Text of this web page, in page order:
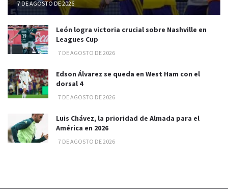
7 DE AGOSTO DE 2026
León logra victoria crucial sobre Nashville en
Leagues Cup
7 DE AGOSTO DE 2026
Edson Álvarez se queda en West Ham con el
dorsal 4
7 DE AGOSTO DE 2026
Luis Chávez, la prioridad de Almada para el
América en 2026
7 DE AGOSTO DE 2026